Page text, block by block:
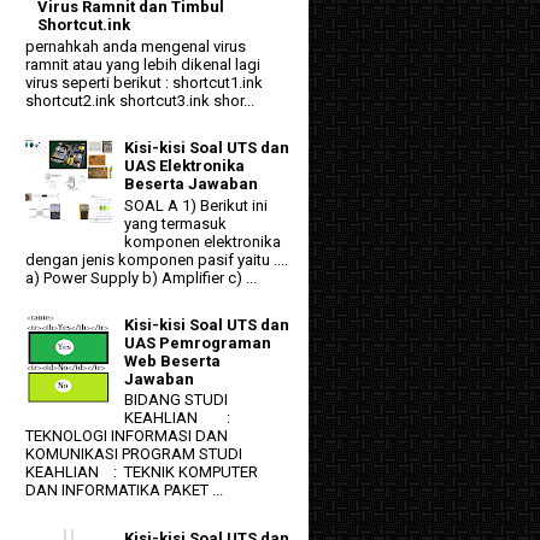
Virus Ramnit dan Timbul
Shortcut.ink
pernahkah anda mengenal virus
ramnit atau yang lebih dikenal lagi
virus seperti berikut : shortcut1.ink
shortcut2.ink shortcut3.ink shor...
Kisi-kisi Soal UTS dan
UAS Elektronika
Beserta Jawaban
SOAL A 1) Berikut ini
yang termasuk
komponen elektronika
dengan jenis komponen pasif yaitu ....
a) Power Supply b) Amplifier c) ...
Kisi-kisi Soal UTS dan
UAS Pemrograman
Web Beserta
Jawaban
BIDANG STUDI
KEAHLIAN :
TEKNOLOGI INFORMASI DAN
KOMUNIKASI PROGRAM STUDI
KEAHLIAN : TEKNIK KOMPUTER
DAN INFORMATIKA PAKET ...